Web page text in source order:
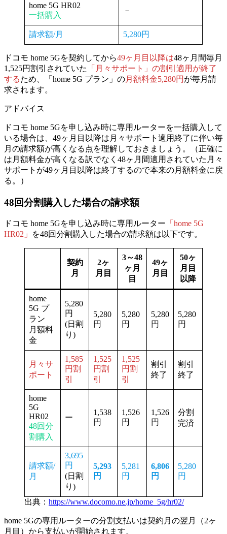
home 5G HR02
一括購入
－
請求額/月 5,280円
ドコモ home 5Gを契約してから49ヶ月目以降は48ヶ月間毎月
1,525円割引されていた
「月々サポート」の割引適用が終了
するため、「home 5G プラン」の月額料金5,280円 が毎月請
求されます。
アドバイス
ドコモ home 5Gを申し込み時に専用ルーターを一括購入して
いる場合は、49ヶ月目以降は月々サポート適用終了に伴い毎
月の請求額が高くなる点を理解しておきましょう。（正確に
は月額料金が高くなる訳でなく48ヶ月間適用されていた月々
サポートが49ヶ月目以降は終了するので本来の月額料金に戻
る。）
48回分割購入 した場合の請求額
ドコモ home 5Gを申し込み時に専用ルーター 「home 5G
HR02」
を48回分割購入 した場合の請求額は以下です。
契約
月
2ヶ
月目
3～48
ヶ月
目
49ヶ
月目
50ヶ
月目
以降
home
5G プ
ラン
月額料
金
5,280
円
(日割
り)
5,280
円
5,280
円
5,280
円
5,280
円
月々サ
ポート
1,585
円割
引
1,525
円割
引
1,525
円割
引
割引
終了
割引
終了
home
5G
HR02
48回分
割購入
ー
1,538
円
1,526
円
1,526
円
分割
完済
請求額/
月
3,695
円
(日割
り)
5,293
円
5,281
円
6,806
円
5,280
円
出典： https://www.docomo.ne.jp/home_5g/hr02/
home 5Gの専用ルーターの分割支払いは契約月の翌月（2ヶ
月目）から支払いが開始されます。